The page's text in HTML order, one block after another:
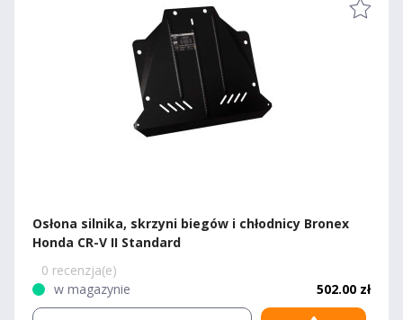
Osłona silnika, skrzyni biegów i chłodnicy Bronex
Honda CR-V II Standard
0 recenzja(e)
w magazynie
502.00 zł